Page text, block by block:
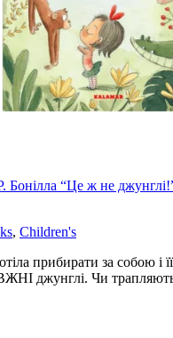
Бонілла “Це ж не
, Children's
прибирати за собою і
джунглі. Чи